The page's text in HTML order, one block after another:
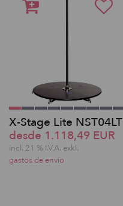
X-Stage Lite NST04LT
desde 1.118,49 EUR
incl. 21 % I.V.A. exkl.
gastos de envio